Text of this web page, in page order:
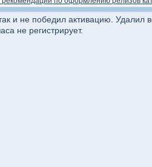
и не победил активацию. Удалил
не регистрирует.